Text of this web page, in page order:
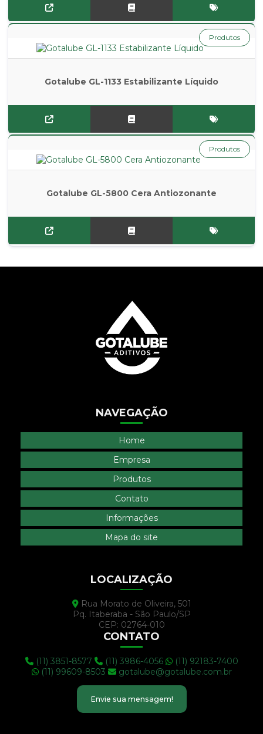
Gotalube GL-1133 Estabilizante Líquido
Produtos
Gotalube GL-5800 Cera Antiozonante
Produtos
NAVEGAÇÃO
Home
Empresa
Produtos
Contato
Informações
Mapa do site
LOCALIZAÇÃO
Rua Morato de Oliveira, 501
Pq. Itaberaba - São Paulo/SP
CEP: 02764-010
CONTATO
(11) 3851-8577 (11) 3986-4056
(11) 92183-7400
(11) 99609-8503
gotalube@gotalube.com.br
Envie sua mensagem!